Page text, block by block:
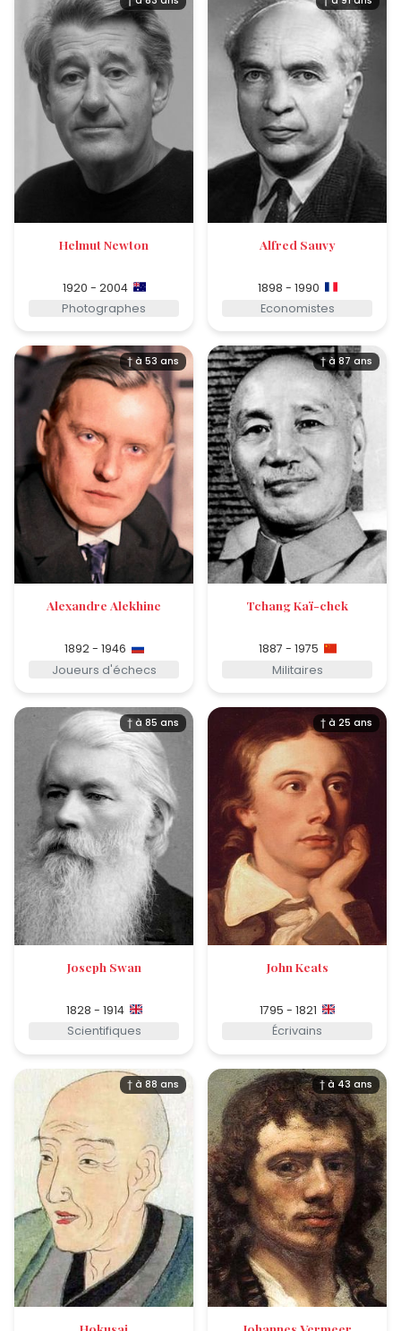
Helmut Newton
1920 - 2004
Photographes
Alfred Sauvy
1898 - 1990
Economistes
† à 53 ans
Alexandre Alekhine
1892 - 1946
Joueurs d'échecs
† à 87 ans
Tchang Kaï-chek
1887 - 1975
Militaires
† à 85 ans
Joseph Swan
1828 - 1914
Scientifiques
† à 25 ans
John Keats
1795 - 1821
Écrivains
† à 88 ans † à 43 ans